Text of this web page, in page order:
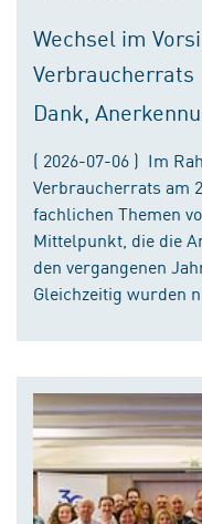
Wechsel im
Verbraucherrats
Dank,
( 2026-07-06 ) Im
Verbraucherrats am
fachlichen Themen
Mittelpunkt, die die
den vergangenen
Gleichzeitig wurden